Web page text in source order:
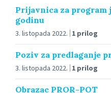
Prijavnica za program
godinu
3. listopada 2022. 1 prilog
Poziv za predlaganje
3. listopada 2022. 1 prilog
Obrazac PROR-POT